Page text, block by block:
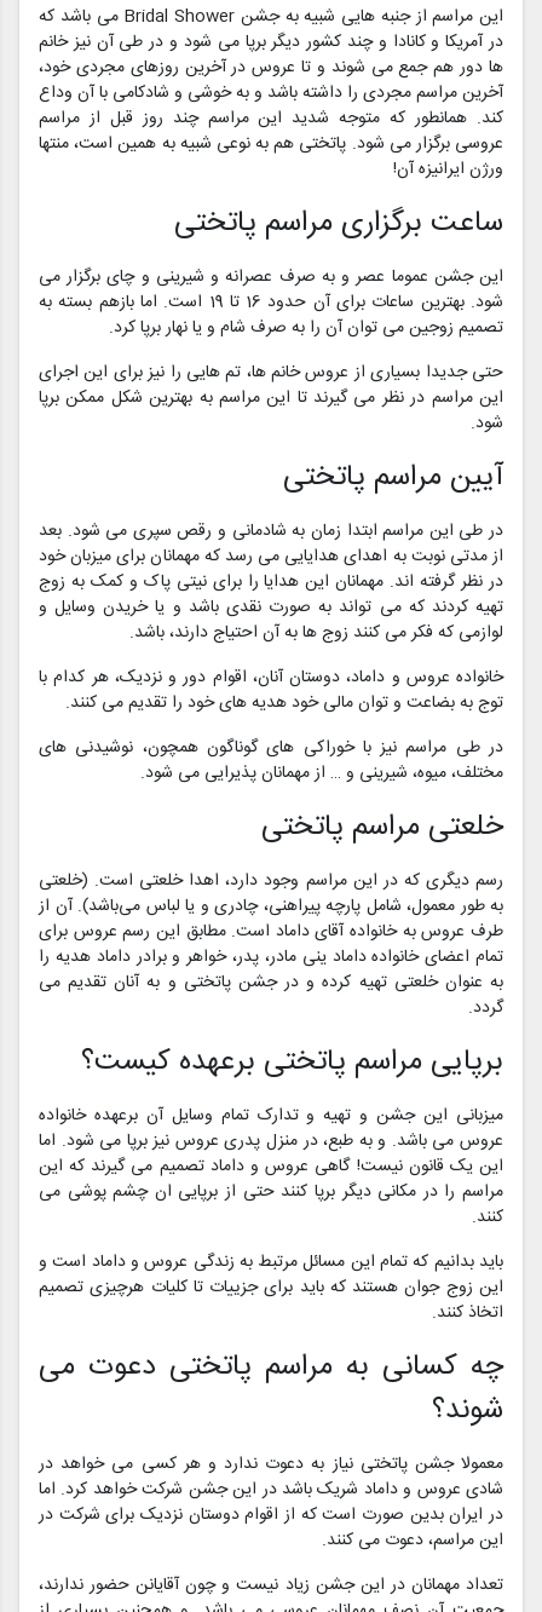
این مراسم از جنبه هایی شبیه به جشن Bridal Shower می باشد که
در آمریکا و کانادا و چند کشور دیگر برپا می شود و در طی آن نیز خانم
ها دور هم جمع می شوند و تا عروس در آخرین روزهای مجردی خود،
آخرین مراسم مجردی را داشته باشد و به خوشی و شادکامی با آن وداع
کند. همانطور که متوجه شدید این مراسم چند روز قبل از مراسم
عروسی برگزار می شود. پاتختی هم به نوعی شبیه به همین است، منتها
ورژن ایرانیزه آن!
ساعت برگزاری مراسم پاتختی
این جشن عموما عصر و به صرف عصرانه و شیرینی و چای برگزار می
شود. بهترین ساعات برای آن حدود 16 تا 19 است. اما بازهم بسته به
تصمیم زوجین می توان آن را به صرف شام و یا نهار برپا کرد.
حتی جدیدا بسیاری از عروس خانم ها، تم هایی را نیز برای این اجرای
این مراسم در نظر می گیرند تا این مراسم به بهترین شکل ممکن برپا
شود.
آیین مراسم پاتختی
در طی این مراسم ابتدا زمان به شادمانی و رقص سپری می شود. بعد
از مدتی نوبت به اهدای هدایایی می رسد که مهمانان برای میزبان خود
در نظر گرفته اند. مهمانان این هدایا را برای نیتی پاک و کمک به زوج
تهیه کردند که می تواند به صورت نقدی باشد و یا خریدن وسایل و
لوازمی که فکر می کنند زوج ها به آن احتیاج دارند، باشد.
خانواده عروس و داماد، دوستان آنان، اقوام دور و نزدیک، هر کدام با
توج به بضاعت و توان مالی خود هدیه های خود را تقدیم می کنند.
در طی مراسم نیز با خوراکی های گوناگون همچون، نوشیدنی های
مختلف، میوه، شیرینی و … از مهمانان پذیرایی می شود.
خلعتی مراسم پاتختی
رسم دیگری که در این مراسم وجود دارد، اهدا خلعتی است. (خلعتی
به طور معمول، شامل پارچه پیراهنی، چادری و یا لباس می‌باشد). آن از
طرف عروس به خانواده آقای داماد است. مطابق این رسم عروس برای
تمام اعضای خانواده داماد ینی مادر، پدر، خواهر و برادر داماد هدیه را
به عنوان خلعتی تهیه کرده و در جشن پاتختی و به آنان تقدیم می
گردد.
برپایی مراسم پاتختی برعهده کیست؟
میزبانی این جشن و تهیه و تدارک تمام وسایل آن برعهده خانواده
عروس می باشد. و به طبع، در منزل پدری عروس نیز برپا می شود. اما
این یک قانون نیست! گاهی عروس و داماد تصمیم می گیرند که این
مراسم را در مکانی دیگر برپا کنند حتی از برپایی ان چشم پوشی می
کنند.
باید بدانیم که تمام این مسائل مرتبط به زندگی عروس و داماد است و
این زوج جوان هستند که باید برای جزییات تا کلیات هرچیزی تصمیم
اتخاذ کنند.
چه کسانی به مراسم پاتختی دعوت می
شوند؟
معمولا جشن پاتختی نیاز به دعوت ندارد و هر کسی می خواهد در
شادی عروس و داماد شریک باشد در این جشن شرکت خواهد کرد. اما
در ایران بدین صورت است که از اقوام دوستان نزدیک برای شرکت در
این مراسم، دعوت می کنند.
تعداد مهمانان در این جشن زیاد نیست و چون آقایانن حضور ندارند،